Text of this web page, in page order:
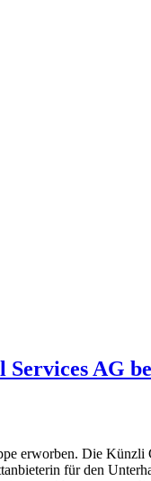
Services AG
erworben. Die Künzli
für den